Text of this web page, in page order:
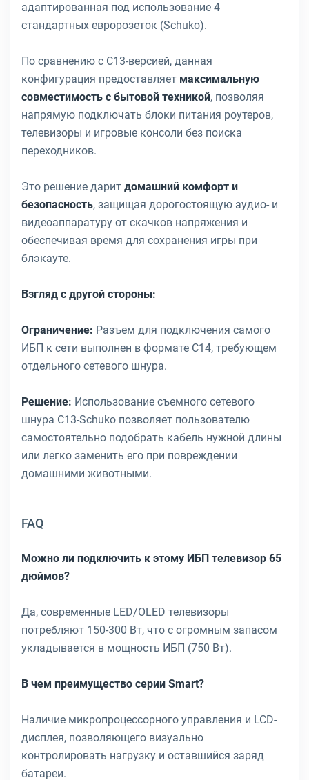
адаптированная под использование 4
стандартных евророзеток (Schuko).
По сравнению с C13-версией, данная
конфигурация предоставляет максимальную
совместимость с бытовой техникой, позволяя
напрямую подключать блоки питания роутеров,
телевизоры и игровые консоли без поиска
переходников.
Это решение дарит домашний комфорт и
безопасность, защищая дорогостоящую аудио- и
видеоаппаратуру от скачков напряжения и
обеспечивая время для сохранения игры при
блэкауте.
Взгляд с другой стороны:
Ограничение: Разъем для подключения самого
ИБП к сети выполнен в формате C14, требующем
отдельного сетевого шнура.
Решение: Использование съемного сетевого
шнура C13-Schuko позволяет пользователю
самостоятельно подобрать кабель нужной длины
или легко заменить его при повреждении
домашними животными.
FAQ
Можно ли подключить к этому ИБП телевизор 65
дюймов?
Да, современные LED/OLED телевизоры
потребляют 150-300 Вт, что с огромным запасом
укладывается в мощность ИБП (750 Вт).
В чем преимущество серии Smart?
Наличие микропроцессорного управления и LCD-
дисплея, позволяющего визуально
контролировать нагрузку и оставшийся заряд
батареи.